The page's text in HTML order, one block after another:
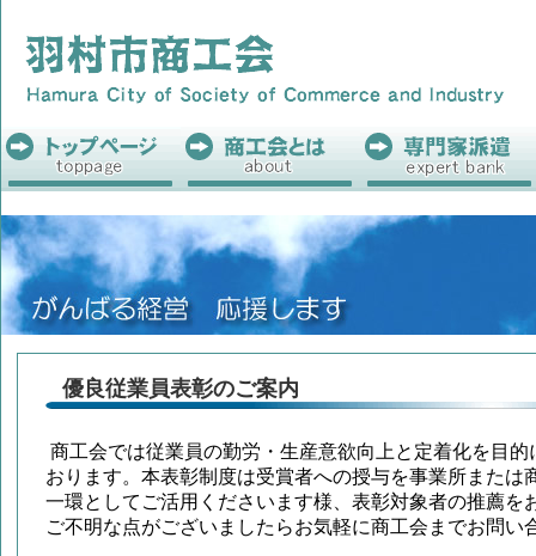
優良従業員表彰のご案内
商工会では従業員の勤労・生産意欲向上と定着化を目
おります。 本表彰制度は受賞者への授与を事業所または
一環としてご活用くださいます様、表彰対象者の推薦を
ご不明な点がございましたらお気軽に商工会までお問い